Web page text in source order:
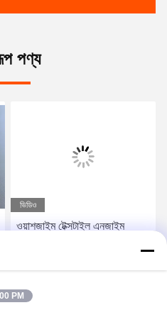
পণ্য
ভিডিও
ওয়াশজাইম টেক্সটাইল এনজাইম
PM